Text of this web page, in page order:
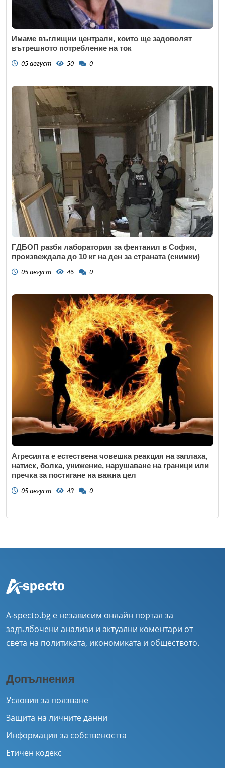
Имаме въглищни централи, които ще задоволят
вътрешното потребление на ток
05 август 50 0
ГДБОП разби лаборатория за фентанил в София,
произвеждала до 10 кг на ден за страната (снимки)
05 август 46 0
Агресията е естествена човешка реакция на заплаха,
натиск, болка, унижение, нарушаване на граници или
пречка за постигане на важна цел
05 август 43 0
A-specto.bg е независим онлайн портал за
задълбочени анализи и актуални коментари от
света на политиката, икономиката и обществото.
Допълнения
Условия за ползване
Защита на личните данни
Информация за собствеността
Етичен кодекс